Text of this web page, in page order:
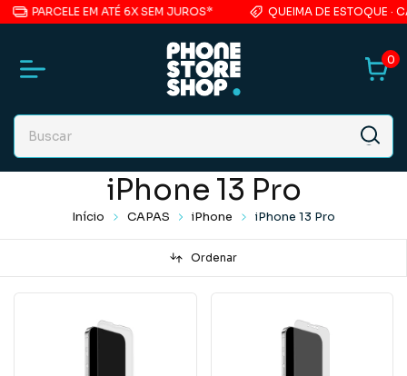
PARCELE EM ATÉ 6X SEM JUROS* QUEIMA DE ESTOQUE ·
0
iPhone 13 Pro
Início CAPAS iPhone iPhone 13 Pro
Ordenar